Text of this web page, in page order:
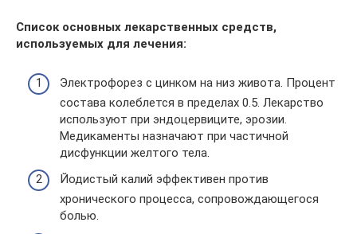
Список основных лекарственных средств,
используемых для лечения:
Электрофорез с цинком на низ живота. Процент
состава колеблется в пределах 0.5. Лекарство
используют при эндоцервиците, эрозии.
Медикаменты назначают при частичной
дисфункции желтого тела.
Йодистый калий эффективен против
хронического процесса, сопровождающегося
болью.